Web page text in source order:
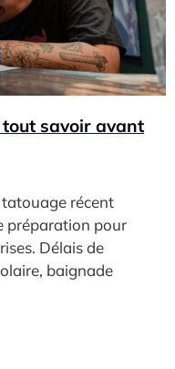
savoir avant
récent
préparation pour
Délais de
baignade